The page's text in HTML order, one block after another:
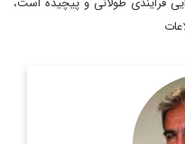
جهان دانشگاه تهران